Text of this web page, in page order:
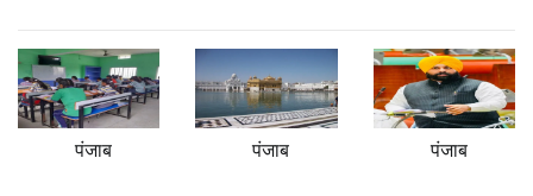
पंजाब पंजाब पंजाब